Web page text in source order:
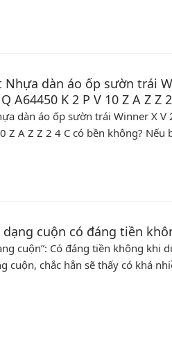
dàn áo ốp sườn trái
A64450 K 2 P V 10 Z A Z Z
dàn áo ốp sườn trái Winner X
Z A Z Z 2 4 C có bền không? Nếu
dạng cuộn có đáng tiền
cuộn”: Có đáng tiền không khi
cuộn, chắc hẳn sẽ thấy có khá